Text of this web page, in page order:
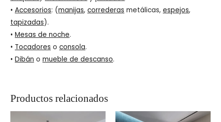
•Accesorios: (manijas,correderas metálicas,espejos,
tapizadas).
•Mesas de noche.
• Tocadores oconsola.
•Dibán omueble de descanso.
Productos relacionados